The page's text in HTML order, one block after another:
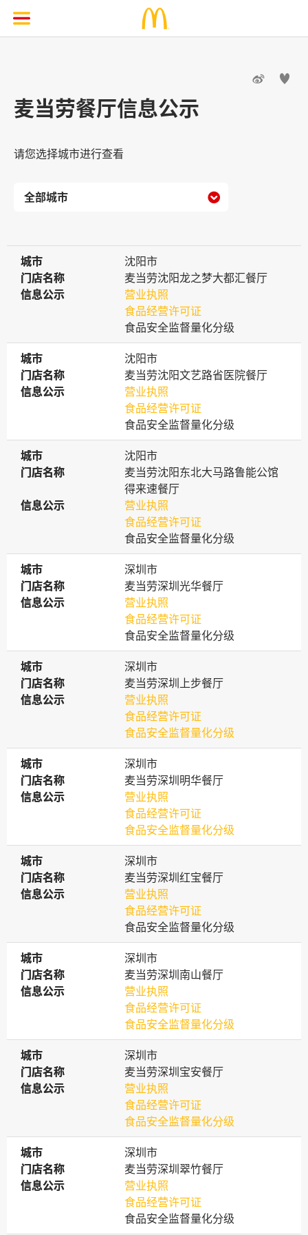
 
麦当劳餐厅信息公示
请您选择城市进行查看

城市
城市
沈阳市
门店名称
门店名称
麦当劳沈阳龙之梦大都汇餐厅
信息公示
信息公示
营业执照
食品经营许可证
食品安全监督量化分级
城市
城市
沈阳市
门店名称
门店名称
麦当劳沈阳文艺路省医院餐厅
信息公示
信息公示
营业执照
食品经营许可证
食品安全监督量化分级
城市
城市
沈阳市
门店名称
门店名称
麦当劳沈阳东北大马路鲁能公馆
得来速餐厅
信息公示
信息公示
营业执照
食品经营许可证
食品安全监督量化分级
城市
城市
深圳市
门店名称
门店名称
麦当劳深圳光华餐厅
信息公示
信息公示
营业执照
食品经营许可证
食品安全监督量化分级
城市
城市
深圳市
门店名称
门店名称
麦当劳深圳上步餐厅
信息公示
信息公示
营业执照
食品经营许可证
食品安全监督量化分级
城市
城市
深圳市
门店名称
门店名称
麦当劳深圳明华餐厅
信息公示
信息公示
营业执照
食品经营许可证
食品安全监督量化分级
城市
城市
深圳市
门店名称
门店名称
麦当劳深圳红宝餐厅
信息公示
信息公示
营业执照
食品经营许可证
食品安全监督量化分级
城市
城市
深圳市
门店名称
门店名称
麦当劳深圳南山餐厅
信息公示
信息公示
营业执照
食品经营许可证
食品安全监督量化分级
城市
城市
深圳市
门店名称
门店名称
麦当劳深圳宝安餐厅
信息公示
信息公示
营业执照
食品经营许可证
食品安全监督量化分级
城市
城市
深圳市
门店名称
门店名称
麦当劳深圳翠竹餐厅
信息公示
信息公示
营业执照
食品经营许可证
食品安全监督量化分级